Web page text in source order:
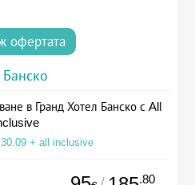
офертата
Банско
в Гранд Хотел Банско с All
+ all inclusive
.80